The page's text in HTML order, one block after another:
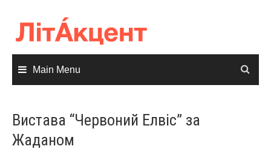
content
Main Menu
Вистава “Червоний Елвіс” за
Жаданом